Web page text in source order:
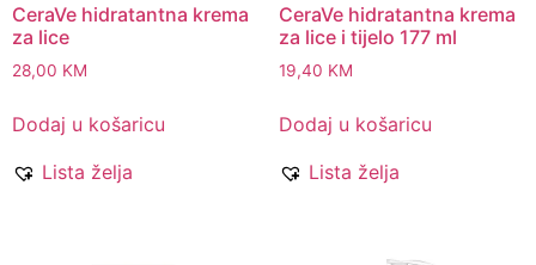
CeraVe hidratantna krema
za lice
28,00 KM
Dodaj u košaricu
Lista želja
CeraVe hidratantna krema
za lice i tijelo 177 ml
19,40 KM
Dodaj u košaricu
Lista želja